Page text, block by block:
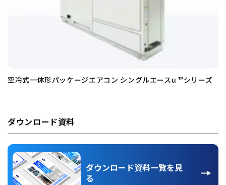
空冷式一体形パッケージエアコン シングルエースu ™シリーズ
ダウンロード資料
ダウンロード資料一覧を見
る